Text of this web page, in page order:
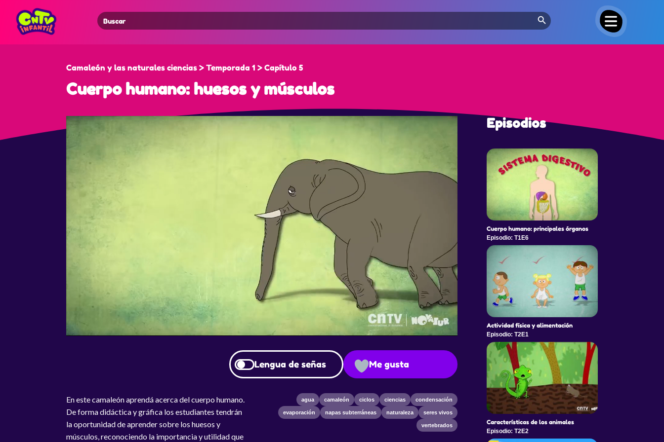
Search
for:
Search Button
Camaleón y las naturales ciencias > Temporada 1 > Capítulo 5
Cuerpo humano: huesos y músculos
Lengua de señas Me gusta
En este camaleón aprendá acerca del cuerpo humano.
De forma didáctica y gráfica los estudiantes tendrán
la oportunidad de aprender sobre los huesos y
músculos, reconociendo la importancia y utilidad que
agua camaleón ciclos ciencias condensación
evaporación napas subterráneas naturaleza seres vivos
vertebrados
Episodios
Cuerpo humano: principales órganos
Episodio: T1E6
Actividad física y alimentación
Episodio: T2E1
Características de los animales
Episodio: T2E2